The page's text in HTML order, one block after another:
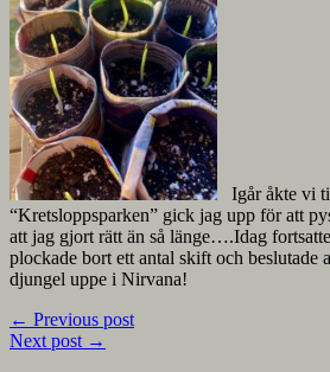
Igår åkte vi
“Kretsloppsparken” gick jag upp för att
att jag gjort rätt än så länge….Idag
plockade bort ett antal skift och
djungel uppe i Nirvana!
← Previous post
Next post →